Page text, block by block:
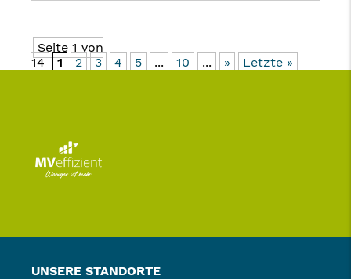
Seite 1 von
14
1 2 3 4 5 ... 10 ... » Letzte »
UNSERE STANDORTE